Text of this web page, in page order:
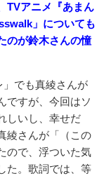
TVアニメ『あまん
」についても
のが鈴木さんの憧
でも真綾さんが
ですが、今回はソ
しいし、幸せだ
綾さんが「（この
ので、浮ついた気
た。歌詞では、等